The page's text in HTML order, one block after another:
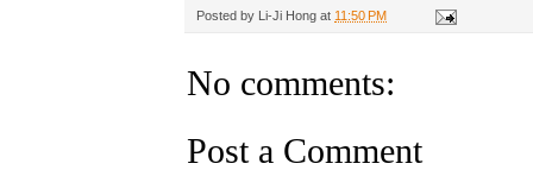
Posted by Li-Ji Hong at 11:50 PM
No comments:
Post a Comment